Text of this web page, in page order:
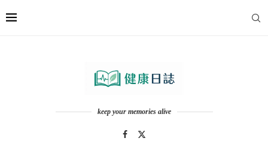
keep your memories alive